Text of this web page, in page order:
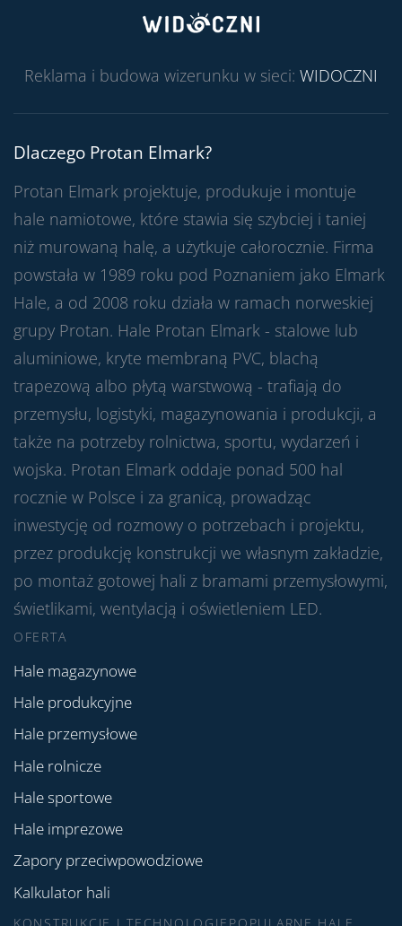
Reklama i budowa wizerunku w sieci: WIDOCZNI
Dlaczego Protan Elmark?
Protan Elmark projektuje, produkuje i montuje
hale namiotowe, które stawia się szybciej i taniej
niż murowaną halę, a użytkuje całorocznie. Firma
powstała w 1989 roku pod Poznaniem jako Elmark
Hale, a od 2008 roku działa w ramach norweskiej
grupy Protan. Hale Protan Elmark - stalowe lub
aluminiowe, kryte membraną PVC, blachą
trapezową albo płytą warstwową - trafiają do
przemysłu, logistyki, magazynowania i produkcji, a
także na potrzeby rolnictwa, sportu, wydarzeń i
wojska. Protan Elmark oddaje ponad 500 hal
rocznie w Polsce i za granicą, prowadząc
inwestycję od rozmowy o potrzebach i projektu,
przez produkcję konstrukcji we własnym zakładzie,
po montaż gotowej hali z bramami przemysłowymi,
świetlikami, wentylacją i oświetleniem LED.
OFERTA
Hale magazynowe
Hale produkcyjne
Hale przemysłowe
Hale rolnicze
Hale sportowe
Hale imprezowe
Zapory przeciwpowodziowe
Kalkulator hali